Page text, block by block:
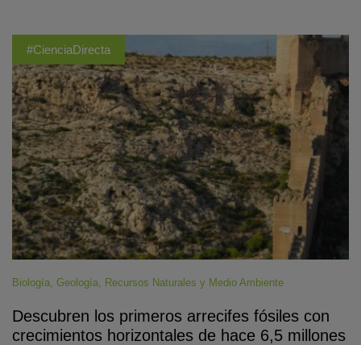
#CienciaDirecta
Biología, Geología, Recursos Naturales y Medio Ambiente
Descubren los primeros arrecifes fósiles con
crecimientos horizontales de hace 6,5 millones